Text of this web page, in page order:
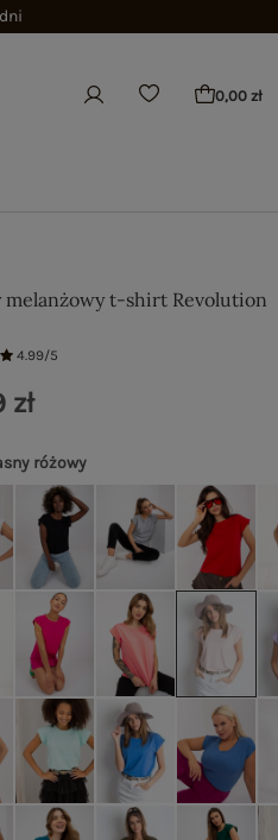
0,00 zł
melanżowy t-shirt Revolution
4.99/5
różowy
zł